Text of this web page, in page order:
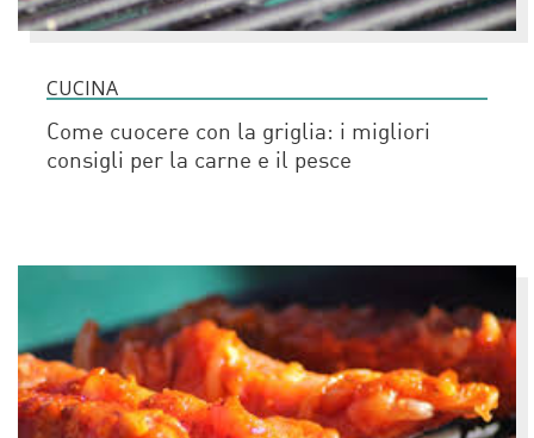
CUCINA
Come cuocere con la griglia: i migliori
consigli per la carne e il pesce